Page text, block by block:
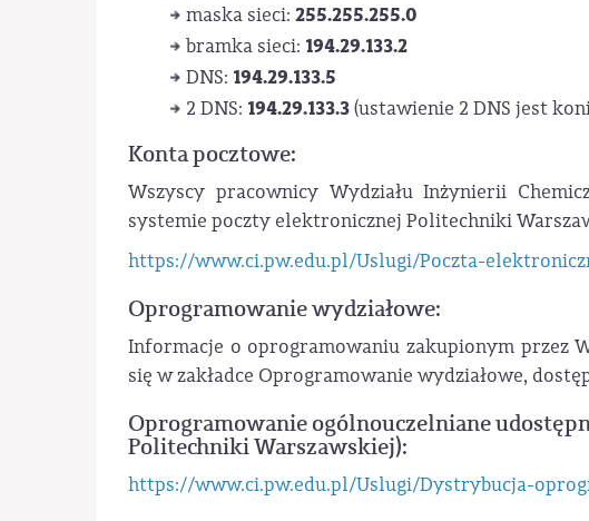
maska sieci:255.255.255.0
bramka sieci: 194.29.133.2
DNS: 194.29.133.5
2 DNS: 194.29.133.3(ustawienie 2 DNS jest
Konta pocztowe:
Wszyscy pracownicy Wydziału Inżynierii
systemie poczty elektronicznej Politechniki
https://www.ci.pw.edu.pl/Uslugi/Poczta-
Oprogramowanie wydziałowe:
Informacje o oprogramowaniu zakupionym przez
się w zakładce Oprogramowanie wydziałowe,
Oprogramowanie ogólnouczelniane
Politechniki Warszawskiej):
https://www.ci.pw.edu.pl/Uslugi/Dystrybucja-